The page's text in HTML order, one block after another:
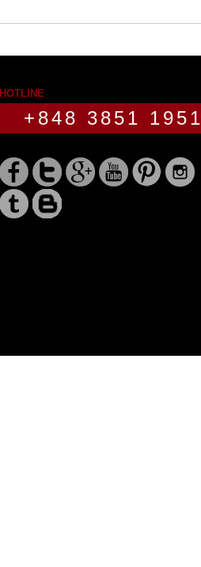
HOTLINE
+848 3851 1951